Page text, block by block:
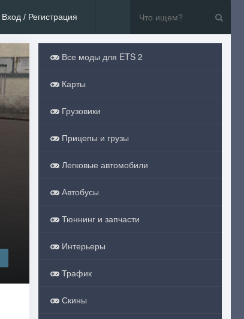
Вход / Регистрация
Все моды для ETS 2
Карты
Грузовики
Прицепы и грузы
Легковые автомобили
Автобусы
Тюннинг и запчасти
Интерьеры
Трафик
Скины